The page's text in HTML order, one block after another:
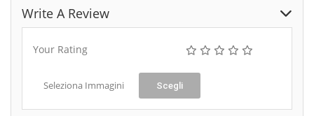
Write A Review
Your Rating
Seleziona Immagini Scegli